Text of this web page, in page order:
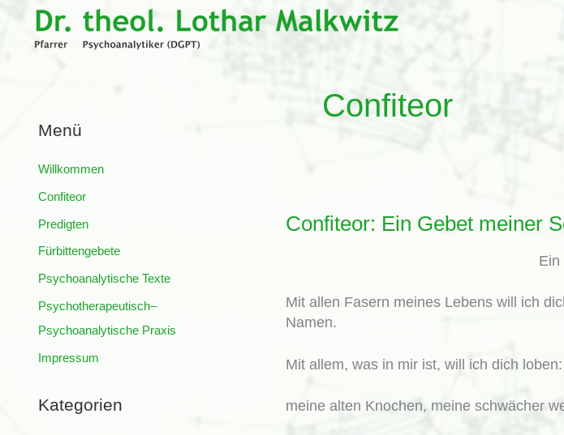
springen
Menü
Willkommen
Confiteor
Predigten
Fürbittengebete
Psychoanalytische Texte
Psychotherapeutisch–
Psychoanalytische Praxis
Impressum
Kategorien
Confiteor
Confiteor: Ein Gebet meiner
Ein
Mit allen Fasern meines Lebens will ich
Namen.
Mit allem, was in mir ist, will ich dich loben:
meine alten Knochen, meine schwächer